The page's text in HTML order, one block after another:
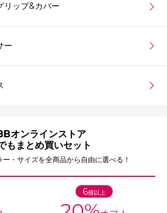
リップ&カバー
ー
オンラインストア
もまとめ買いセット
・サイズを全商品から自由に選べる！
6個以上